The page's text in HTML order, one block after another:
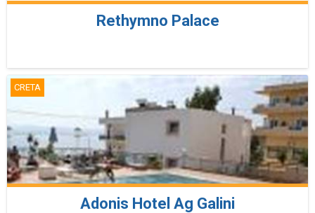
Rethymno Palace
CRETA
Adonis Hotel Ag Galini